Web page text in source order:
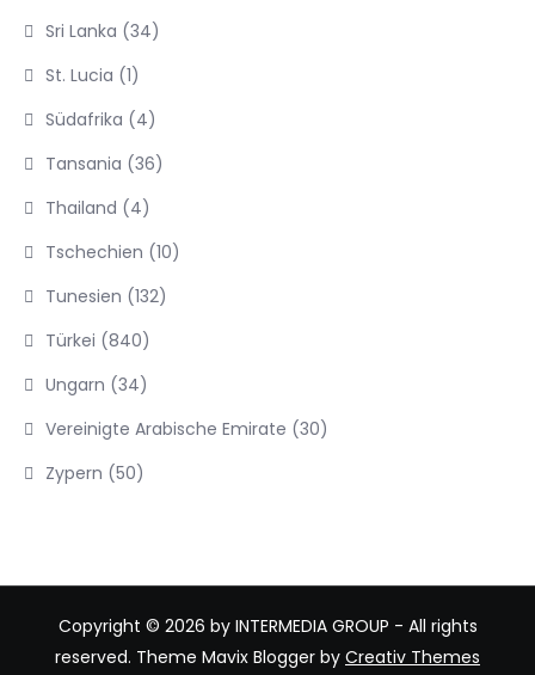
Sri Lanka (34)
St. Lucia (1)
Südafrika (4)
Tansania (36)
Thailand (4)
Tschechien (10)
Tunesien (132)
Türkei (840)
Ungarn (34)
Vereinigte Arabische Emirate (30)
Zypern (50)
Copyright © 2026 by INTERMEDIA GROUP - All rights
reserved. Theme Mavix Blogger by Creativ Themes